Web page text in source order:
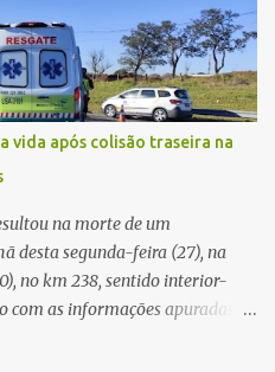
e se ausentou do local por
ajuda. Ao retornar, constatou
A vítima realizou buscas
localizar o veículo.
aproximadamente 10 anos
pelo local fazendo um forte ruído,
mecânico que o veículo
possui seguro e, segundo a
vida após colisão traseira na
na morte de um
desta segunda-feira (27), na
no km 238, sentido interior-
com as informações apuradas no